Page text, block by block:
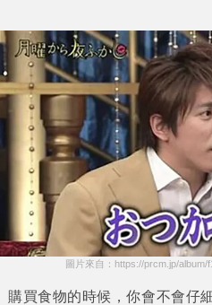
圖片來自：https://prcm.jp/
購買食物的時候，你會不會仔